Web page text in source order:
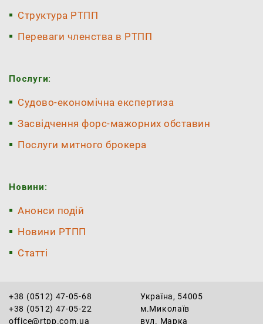
Структура РТПП
Переваги членства в РТПП
Послуги:
Судово-економічна експертиза
Засвідчення форс-мажорних обставин
Послуги митного брокера
Новини:
Анонси подій
Новини РТПП
Статті
+38 (0512) 47-05-68
+38 (0512) 47-05-22
office@rtpp.com.ua
Україна, 54005
м.Миколаїв
вул. Марка